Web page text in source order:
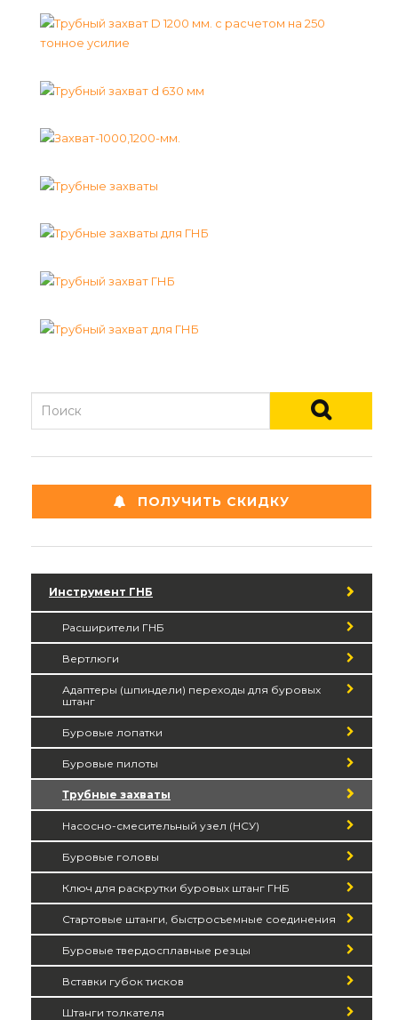
ПОЛУЧИТЬ СКИДКУ
Инструмент ГНБ
Расширители ГНБ
Вертлюги
Адаптеры (шпиндели) переходы для буровых
штанг
Буровые лопатки
Буровые пилоты
Трубные захваты
Насосно-смесительный узел (НСУ)
Буровые головы
Ключ для раскрутки буровых штанг ГНБ
Стартовые штанги, быстросъемные соединения
Буровые твердосплавные резцы
Вставки губок тисков
Штанги толкателя